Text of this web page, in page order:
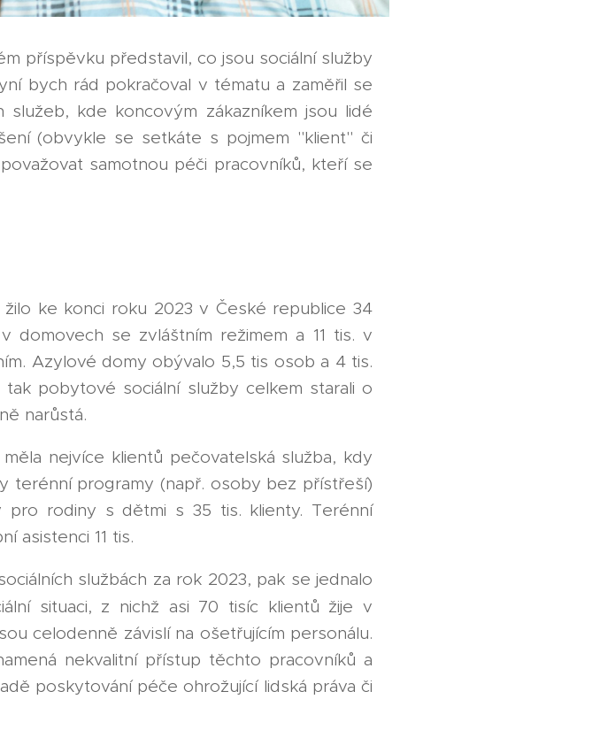
příspěvku představil, co jsou sociální služby
bych rád pokračoval v tématu a zaměřil se
kde koncovým zákazníkem jsou lidé
(obvykle se setkáte s pojmem "klient" či
samotnou péči pracovníků, kteří se
ke konci roku 2023 v České republice 34
se zvláštním režimem a 11 tis. v
Azylové domy obývalo 5,5 tis osob a 4 tis.
pobytové sociální služby celkem starali o
narůstá.
nejvíce klientů pečovatelská služba, kdy
terénní programy (např. osoby bez přístřeší)
pro rodiny s dětmi s 35 tis. klienty. Terénní
asistenci 11 tis.
službách za rok 2023, pak se jednalo
situaci, z nichž asi 70 tisíc klientů žije v
celodenně závislí na ošetřujícím personálu.
nekvalitní přístup těchto pracovníků a
poskytování péče ohrožující lidská práva či